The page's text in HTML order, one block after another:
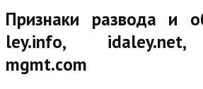
Признаки развода и
ley.info, idaley.net,
mgmt.com